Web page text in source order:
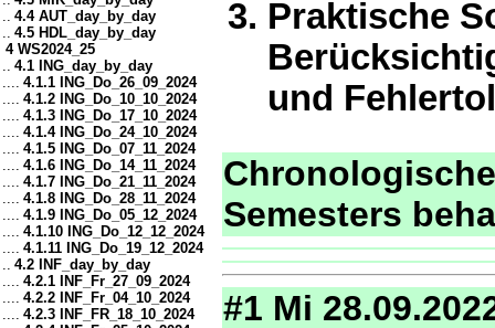
.. 4.4 AUT_day_by_day
.. 4.5 HDL_day_by_day
4 WS2024_25
.. 4.1 ING_day_by_day
.... 4.1.1 ING_Do_26_09_2024
.... 4.1.2 ING_Do_10_10_2024
.... 4.1.3 ING_Do_17_10_2024
.... 4.1.4 ING_Do_24_10_2024
.... 4.1.5 ING_Do_07_11_2024
.... 4.1.6 ING_Do_14_11_2024
.... 4.1.7 ING_Do_21_11_2024
.... 4.1.8 ING_Do_28_11_2024
.... 4.1.9 ING_Do_05_12_2024
.... 4.1.10 ING_Do_12_12_2024
.... 4.1.11 ING_Do_19_12_2024
.. 4.2 INF_day_by_day
.... 4.2.1 INF_Fr_27_09_2024
.... 4.2.2 INF_Fr_04_10_2024
.... 4.2.3 INF_FR_18_10_2024
Praktische
und
Semesters
#1 Mi